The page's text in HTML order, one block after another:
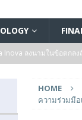
Inova ลงนามในข้อตกล
‑M4 สำหรับแอปพลิเคชั
GP Super High
HOME
ความร่วมมื